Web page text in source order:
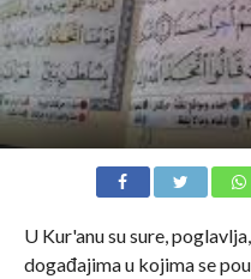
U Kur'anu su sure,
događajima u kojima se